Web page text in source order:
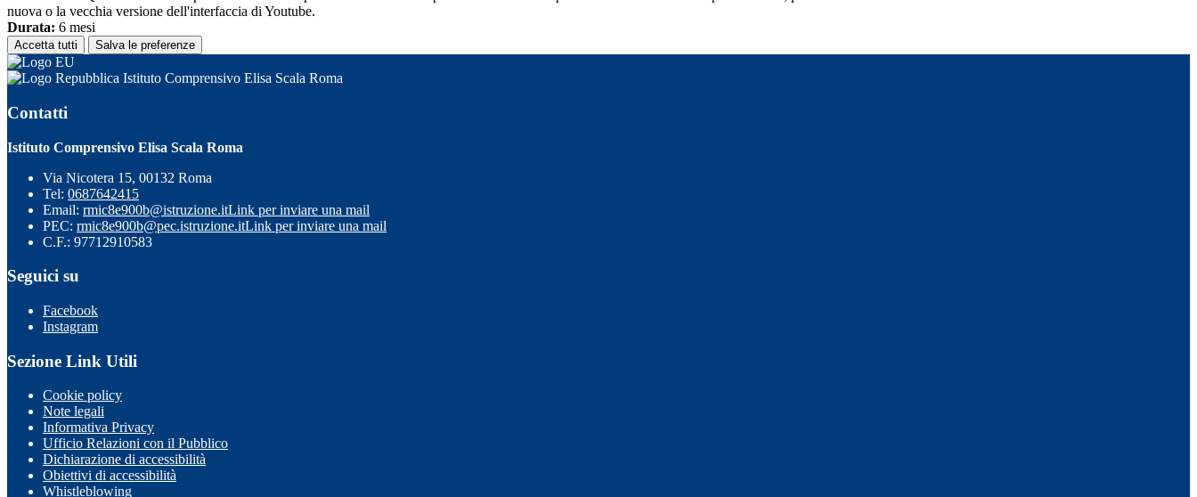
nuova o la vecchia versione dell'interfaccia di Youtube.
Durata: 6 mesi
Accetta tutti Salva le preferenze
Istituto Comprensivo Elisa Scala Roma
Contatti
Istituto Comprensivo Elisa Scala Roma
Via Nicotera 15, 00132 Roma
Tel: 0687642415
Email: rmic8e900b@istruzione.itLink per inviare una mail
PEC: rmic8e900b@pec.istruzione.itLink per inviare una mail
C.F.: 97712910583
Seguici su
Facebook
Instagram
Sezione Link Utili
Cookie policy
Note legali
Informativa Privacy
Ufficio Relazioni con il Pubblico
Dichiarazione di accessibilità
Obiettivi di accessibilità
Whistleblowing